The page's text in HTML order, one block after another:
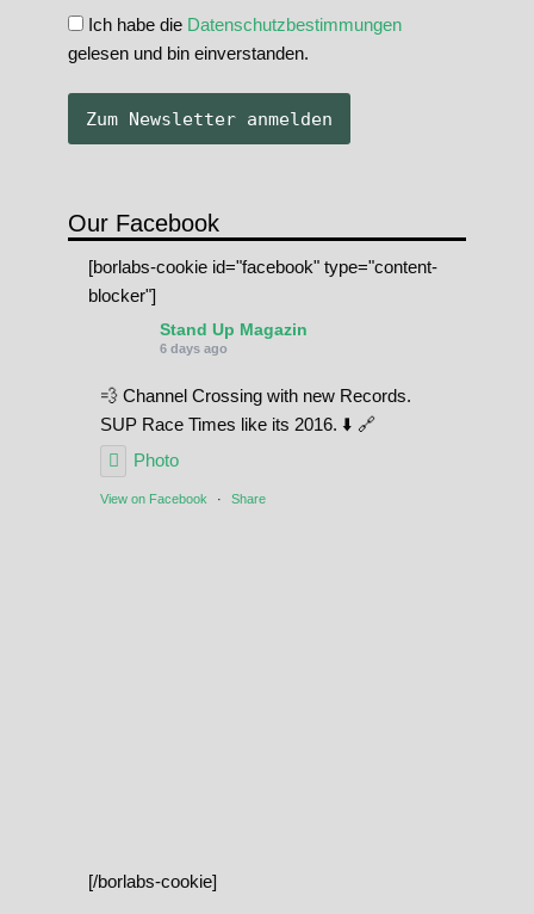
Ich habe die Datenschutzbestimmungen
gelesen und bin einverstanden.
Our Facebook
[borlabs-cookie id="facebook" type="content-
blocker"]
Stand Up Magazin
6 days ago
💨 Channel Crossing with new Records.
SUP Race Times like its 2016. ⬇️ 🔗
Photo
View on Facebook · Share
[/borlabs-cookie]